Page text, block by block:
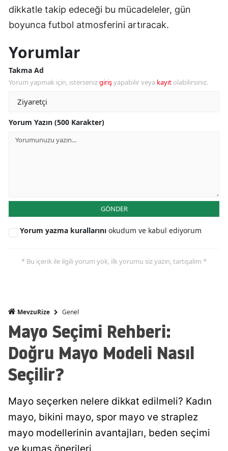
dikkatle takip edeceği bu mücadeleler, gün
boyunca futbol atmosferini artıracak.
Yorumlar
Takma Ad
Yorum yapmak için, istersenizgirişyapabilir veya kayıt olabilirsiniz.
Yorum Yazın (500 Karakter)
GÖNDER
Yorum yazma kurallarını okudum ve kabul ediyorum
* Bu içerik ile ilgili yorum yok, ilk yorumu siz yazın, tartışalım *
MevzuRize Genel
Mayo Seçimi Rehberi:
Doğru Mayo Modeli Nasıl
Seçilir?
Mayo seçerken nelere dikkat edilmeli? Kadın
mayo, bikini mayo, spor mayo ve straplez
mayo modellerinin avantajları, beden seçimi